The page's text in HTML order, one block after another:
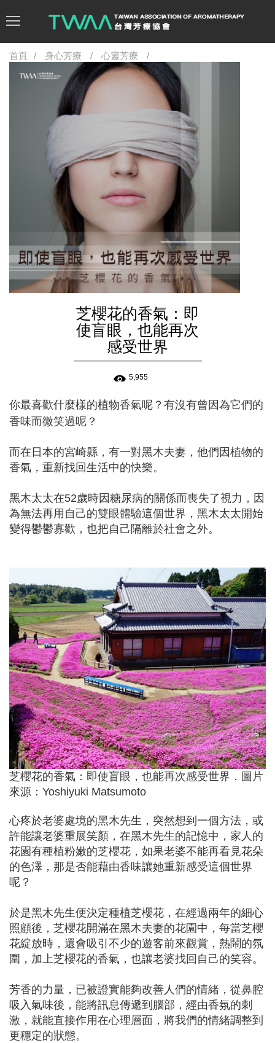
首頁 身心芳療 心靈芳療
芝櫻花的香氣：即
使盲眼，也能再次
感受世界
5,955
你最喜歡什麼樣的植物香氣呢？有沒有曾因為它們的
香味而微笑過呢？
而在日本的宮崎縣，有一對黑木夫妻，他們因植物的
香氣，重新找回生活中的快樂。
黑木太太在52歲時因糖尿病的關係而喪失了視力，因
為無法再用自己的雙眼體驗這個世界，黑木太太開始
變得鬱鬱寡歡，也把自己隔離於社會之外。
芝櫻花的香氣：即使盲眼，也能再次感受世界．圖片
來源：Yoshiyuki Matsumoto
心疼於老婆處境的黑木先生，突然想到一個方法，或
許能讓老婆重展笑顏，在黑木先生的記憶中，家人的
花園有種植粉嫩的芝櫻花，如果老婆不能再看見花朵
的色澤，那是否能藉由香味讓她重新感受這個世界
呢？
於是黑木先生便決定種植芝櫻花，在經過兩年的細心
照顧後，芝櫻花開滿在黑木夫妻的花園中，每當芝櫻
花綻放時，還會吸引不少的遊客前來觀賞，熱鬧的氛
圍，加上芝櫻花的香氣，也讓老婆找回自己的笑容。
芳香的力量，已被證實能夠改善人們的情緒，從鼻腔
吸入氣味後，能將訊息傳遞到腦部，經由香氛的刺
激，就能直接作用在心理層面，將我們的情緒調整到
更穩定的狀態。